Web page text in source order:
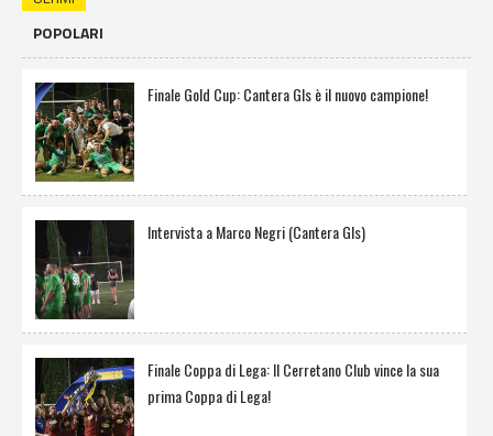
POPOLARI
Finale Gold Cup: Cantera Gls è il nuovo campione!
Intervista a Marco Negri (Cantera Gls)
Finale Coppa di Lega: Il Cerretano Club vince la sua
prima Coppa di Lega!